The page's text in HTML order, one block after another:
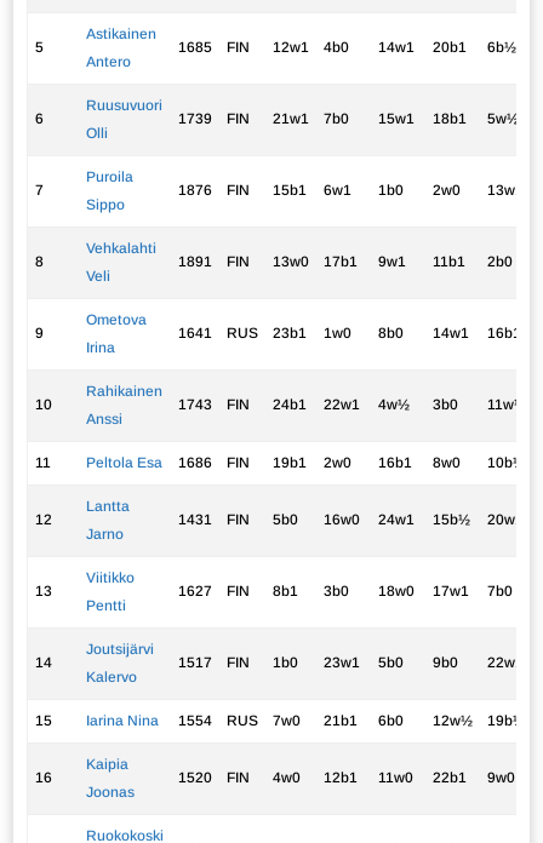
5
Astikainen
Antero
1685 FIN 12w1 4b0 14w1 20b1 6b½
6
Ruusuvuori
Olli
1739 FIN 21w1 7b0 15w1 18b1 5w½
7
Puroila
Sippo
1876 FIN 15b1 6w1 1b0 2w0 13w1
8
Vehkalahti
Veli
1891 FIN 13w0 17b1 9w1 11b1 2b0
9
Ometova
Irina
1641 RUS 23b1 1w0 8b0 14w1 16b1
10
Rahikainen
Anssi
1743 FIN 24b1 22w1 4w½ 3b0 11w½
11 Peltola Esa 1686 FIN 19b1 2w0 16b1 8w0 10b½
12
Lantta
Jarno
1431 FIN 5b0 16w0 24w1 15b½ 20w1
13
Viitikko
Pentti
1627 FIN 8b1 3b0 18w0 17w1 7b0
14
Joutsijärvi
Kalervo
1517 FIN 1b0 23w1 5b0 9b0 22w1
15 Iarina Nina 1554 RUS 7w0 21b1 6b0 12w½ 19b½
16
Kaipia
Joonas
1520 FIN 4w0 12b1 11w0 22b1 9w0
Ruokokoski